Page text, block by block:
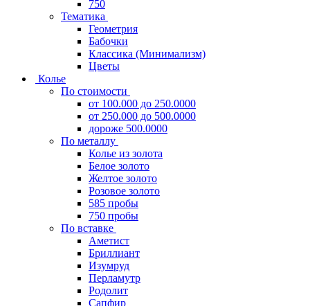
750
Тематика
Геометрия
Бабочки
Классика (Минимализм)
Цветы
Колье
По стоимости
от 100.000 до 250.0000
от 250.000 до 500.0000
дороже 500.0000
По металлу
Колье из золота
Белое золото
Желтое золото
Розовое золото
585 пробы
750 пробы
По вставке
Аметист
Бриллиант
Изумруд
Перламутр
Родолит
Сапфир